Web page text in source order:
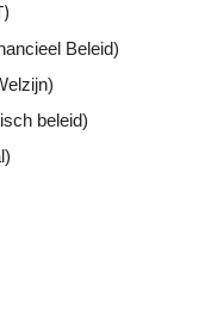
Beleid)
beleid)